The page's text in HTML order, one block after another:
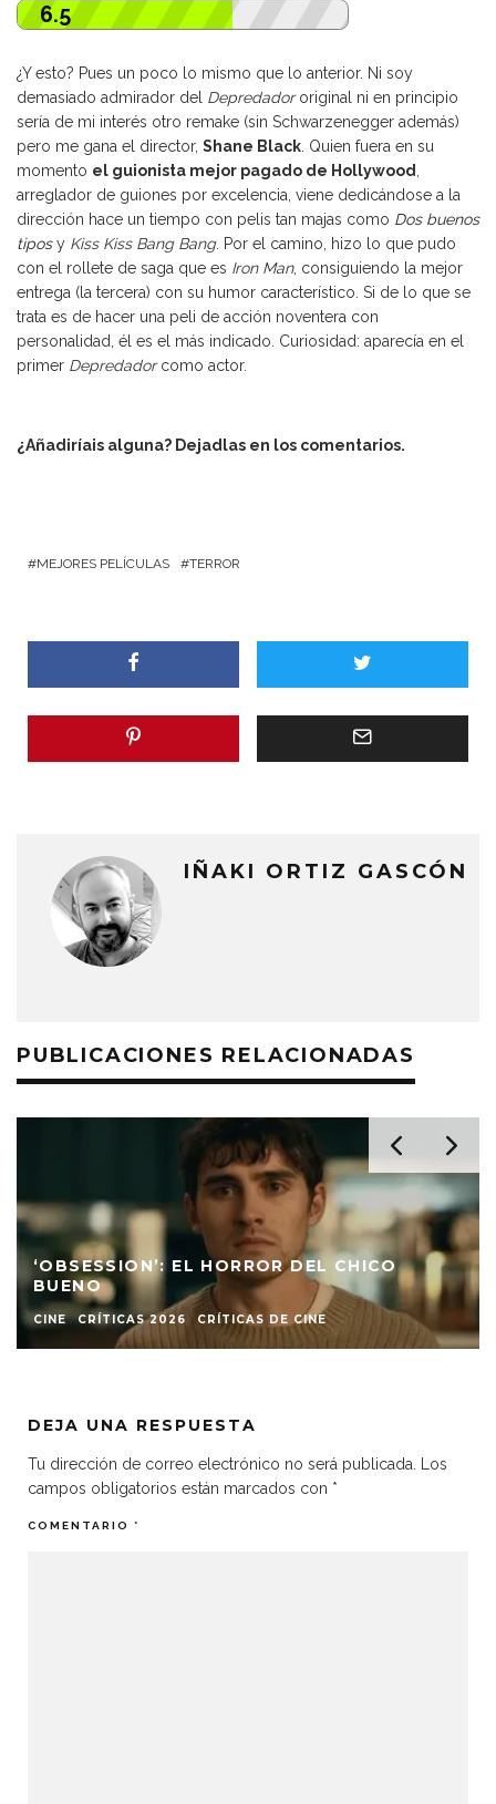
6.5
¿Y esto? Pues un poco lo mismo que lo anterior. Ni soy
demasiado admirador del Depredadororiginal ni en principio
sería de mi interés otro remake (sin Schwarzenegger además)
pero me gana el director, Shane Black . Quien fuera en su
momento el guionista mejor pagado de Hollywood
arreglador de guiones por excelencia, viene dedicándose a la
dirección hace un tiempo con pelis tan majas como Dos buenos
tiposy Kiss Kiss Bang Bang. Por el camino, hizo lo que pudo
con el rollete de saga que es Iron Man, consiguiendo la mejor
entrega (la tercera) con su humor característico. Si de lo que se
trata es de hacer una peli de acción noventera con
personalidad, él es el más indicado. Curiosidad: aparecía en el
primer Depredadorcomo actor.
¿Añadiríais alguna? Dejadlas en los comentarios.
MEJORES PELÍCULAS TERROR
IÑAKI ORTIZ GASCÓN
PUBLICACIONES RELACIONADAS
‘OBSESSION’: EL HORROR DEL CHICO
BUENO
CINE CRÍTICAS 2026 CRÍTICAS DE CINE
DEJA UNA RESPUESTA
Tu dirección de correo electrónico no será publicada.
Los
campos obligatorios están marcados con *
COMENTARIO *